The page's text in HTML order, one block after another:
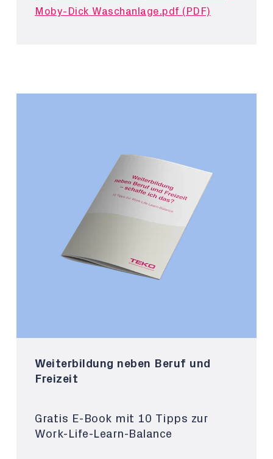
Moby-Dick Waschanlage.pdf (PDF)
Weiterbildung neben Beruf und
Freizeit
Gratis E-Book mit 10 Tipps zur
Work-Life-Learn-Balance